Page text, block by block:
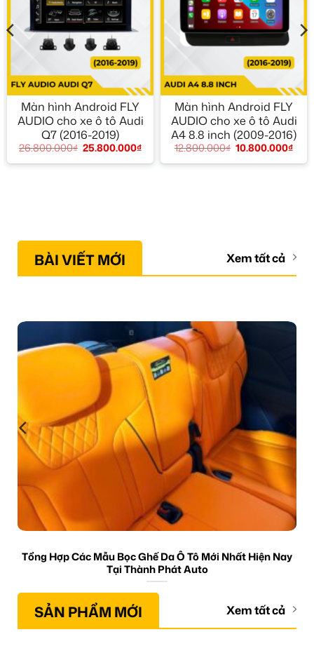
Màn hình Android FLY
AUDIO cho xe ô tô Audi
Q7 (2016-2019)
26.800.000₫ 25.800.000₫
Màn hình Android FLY
AUDIO cho xe ô tô Audi
A4 8.8 inch (2009-2016)
12.800.000₫ 10.800.000₫
BÀI VIẾT MỚI Xem tất cả
Tổng Hợp Các Mẫu Bọc Ghế Da Ô Tô Mới Nhất Hiện Nay
Tại Thành Phát Auto
SẢN PHẨM MỚI Xem tất cả